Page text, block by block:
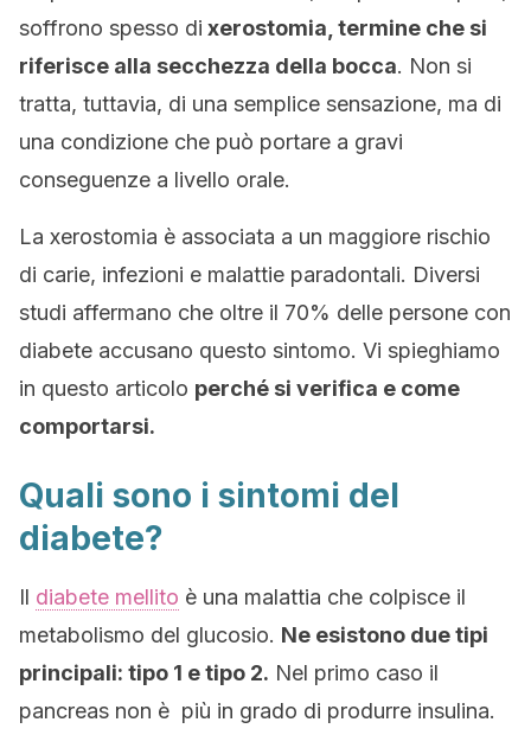
soffrono spesso di xerostomia, termine che si
riferisce alla secchezza della bocca. Non si
tratta, tuttavia, di una semplice sensazione, ma di
una condizione che può portare a gravi
conseguenze a livello orale.
La xerostomia è associata a un maggiore rischio
di carie, infezioni e malattie paradontali. Diversi
studi affermano che oltre il 70% delle persone con
diabete accusano questo sintomo. Vi spieghiamo
in questo articolo perché si verifica e come
comportarsi.
Quali sono i sintomi del
diabete?
Il diabete mellito è una malattia che colpisce il
metabolismo del glucosio. Ne esistono due tipi
principali: tipo 1 e tipo 2. Nel primo caso il
pancreas non è più in grado di produrre insulina.